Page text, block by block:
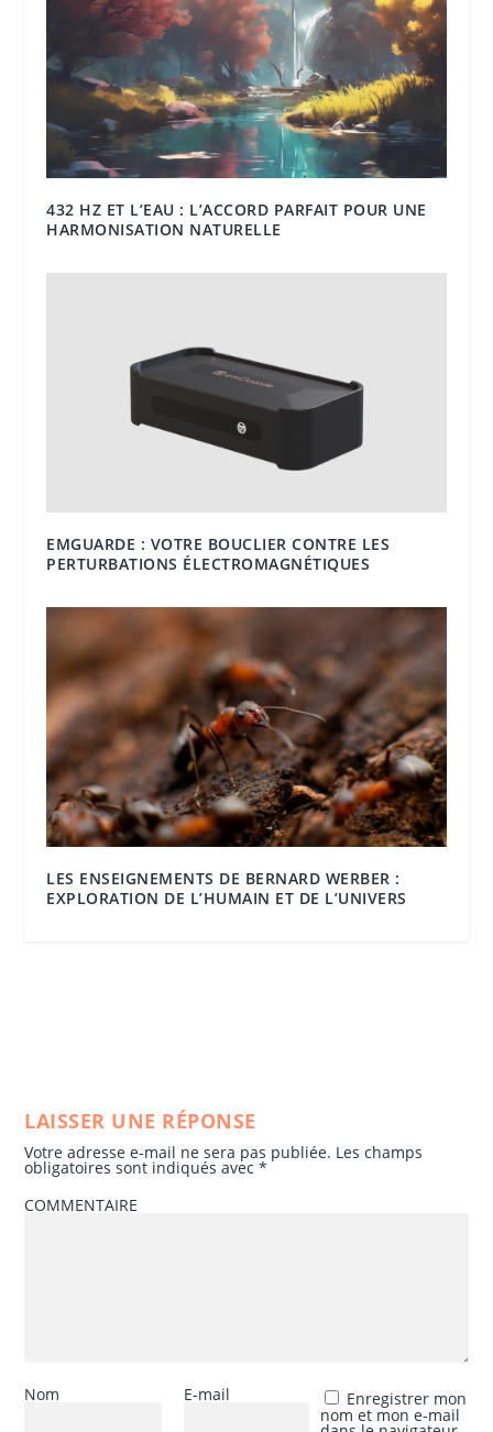
432 HZ ET L’EAU : L’ACCORD PARFAIT POUR UNE
HARMONISATION NATURELLE
EMGUARDE : VOTRE BOUCLIER CONTRE LES
PERTURBATIONS ÉLECTROMAGNÉTIQUES
LES ENSEIGNEMENTS DE BERNARD WERBER :
EXPLORATION DE L’HUMAIN ET DE L’UNIVERS
LAISSER UNE RÉPONSE
Votre adresse e-mail ne sera pas publiée. Les champs
obligatoires sont indiqués avec*
COMMENTAIRE
Nom E-mail Enregistrer mon
nom et mon e-mail